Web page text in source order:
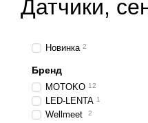
Датчики,
Новинка 2
Бренд
MOTOKO 12
LED-LENTA 1
Wellmeet 2